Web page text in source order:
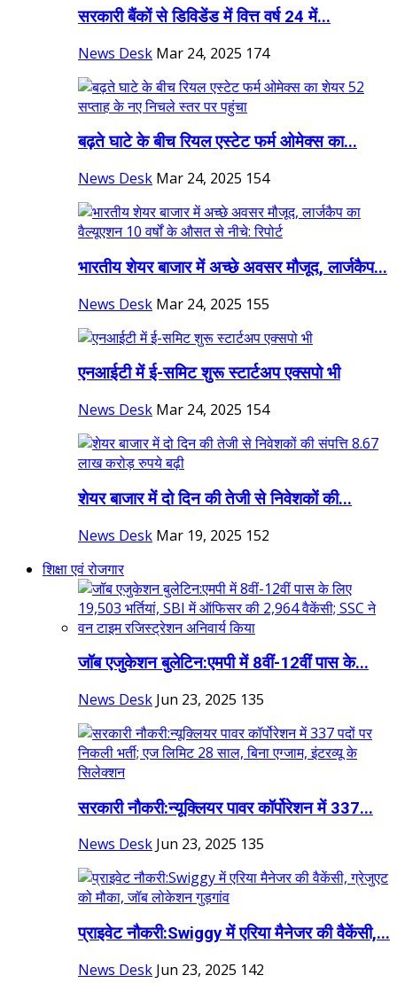
सरकारी बैंकों से डिविडेंड में वित्त वर्ष 24 में...
News Desk Mar 24, 2025 174
बढ़ते घाटे के बीच रियल एस्टेट फर्म ओमेक्स का...
News Desk Mar 24, 2025 154
भारतीय शेयर बाजार में अच्छे अवसर मौजूद, लार्जकैप...
News Desk Mar 24, 2025 155
एनआईटी में ई-समिट शुरू स्टार्टअप एक्सपो भी
News Desk Mar 24, 2025 154
शेयर बाजार में दो दिन की तेजी से निवेशकों की...
News Desk Mar 19, 2025 152
शिक्षा एवं रोजगार
जॉब एजुकेशन बुलेटिन:एमपी में 8वीं-12वीं पास के...
News Desk Jun 23, 2025 135
सरकारी नौकरी:न्यूक्लियर पावर कॉर्पोरेशन में 337...
News Desk Jun 23, 2025 135
प्राइवेट नौकरी:Swiggy में एरिया मैनेजर की वैकेंसी,...
News Desk Jun 23, 2025 142